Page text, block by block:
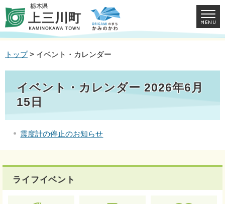
トップ> イベント・カレンダー
イベント・カレンダー 2026年6月
15日
震度計の停止のお知らせ
ライフイベント